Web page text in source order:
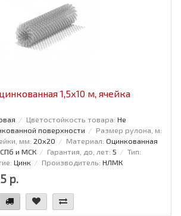
1,5x10 м, ячейка
Цветостойкость товара: Не
поверхности
Размер рулона, м:
мм: 20x20 Материал: Оцинкованная
СПб и МСК Гарантия, до, лет: 5
Тип:
Цинк Производитель: НЛМК
р.